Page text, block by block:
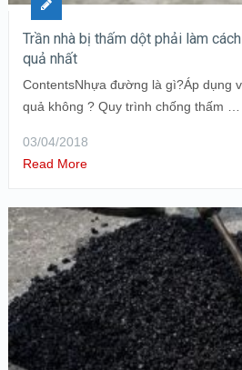
Trần nhà bị thấm dột phải làm
quả nhất
ContentsNhựa đường là gì?Áp dụng
quả không ? Quy trình chống thấm …
03/04/2018
Read More